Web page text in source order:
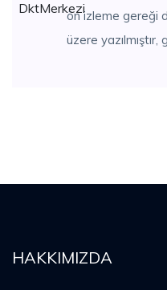
ön izleme gereği
üzere
HAKKIMIZDA